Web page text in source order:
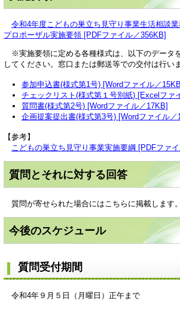
令和4年度こどもの巣立ち見守り事業生活相談
プロポーザル実施要領 [PDFファイル／356KB]
※実施要領に定める各種様式は、以下のデータ
してください。窓口または郵送等での交付は行い
参加申込書(様式第1号) [Wordファイル／
チェックリスト(様式第１号別紙) [Excelファ
質問書(様式第2号) [Wordファイル／17KB]
企画提案提出書(様式第3号) [Wordファイル／
【参考】
こどもの巣立ち見守り事業実施要綱 [PDFファ
質問とそれに対する回答
質問が寄せられた場合にはこちらに掲載します。
今後のスケジュール
質問受付期間
令和4年９月５日（月曜日）正午まで